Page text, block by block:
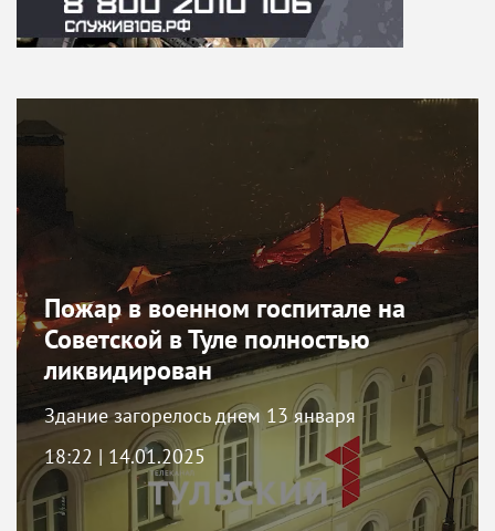
Пожар в военном госпитале на
Советской в Туле полностью
ликвидирован
Здание загорелось днем 13 января
18:22 | 14.01.2025